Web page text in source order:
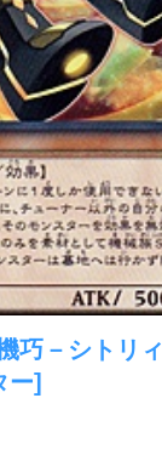
巧－シトリィ
ー]